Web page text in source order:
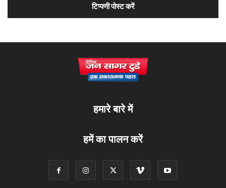
हमारे बारे में
हमें का पालन करें